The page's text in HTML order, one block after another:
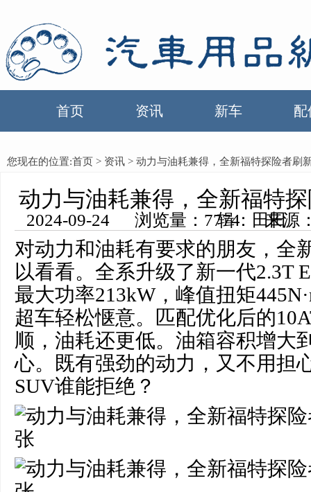
首页 资讯 新车 配
您现在的位置:首页 > 资讯 > 动力与油耗兼得，全新福特探险者刷
动力与油耗兼得，全新福特
2024-09-24 浏览量：7774 来源：中国汽车用品网 编辑：田田
对动力和油耗有要求的朋友，全
以看看。全系升级了新一代2.3T
最大功率213kW，峰值扭矩
超车轻松惬意。匹配优化后的
顺，油耗还更低。油箱容积增大
心。既有强劲的动力，又不用担
SUV谁能拒绝？